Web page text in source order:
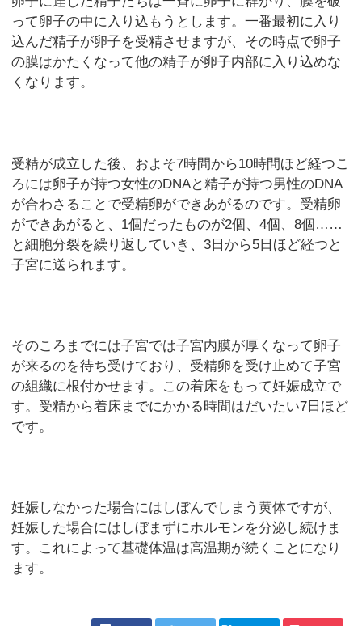
って卵子の中に入り込もうとします。一番最初に入り
込んだ精子が卵子を受精させますが、その時点で卵子
の膜はかたくなって他の精子が卵子内部に入り込めな
くなります。
受精が成立した後、およそ7時間から10時間ほど経つこ
ろには卵子が持つ女性のDNAと精子が持つ男性のDNA
が合わさることで受精卵ができあがるのです。受精卵
ができあがると、1個だったものが2個、4個、8個……
と細胞分裂を繰り返していき、3日から5日ほど経つと
子宮に送られます。
そのころまでには子宮では子宮内膜が厚くなって卵子
が来るのを待ち受けており、受精卵を受け止めて子宮
の組織に根付かせます。この着床をもって妊娠成立で
す。受精から着床までにかかる時間はだいたい7日ほど
です。
妊娠しなかった場合にはしぼんでしまう黄体ですが、
妊娠した場合にはしぼまずにホルモンを分泌し続けま
す。これによって基礎体温は高温期が続くことになり
ます。